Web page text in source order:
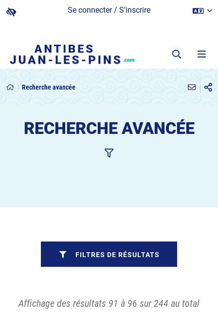
Se connecter / S'inscrire
Recherche avancée
RECHERCHE AVANCÉE
Affichage des résultats 91 à 96 sur 244 au total
FILTRES DE RÉSULTATS